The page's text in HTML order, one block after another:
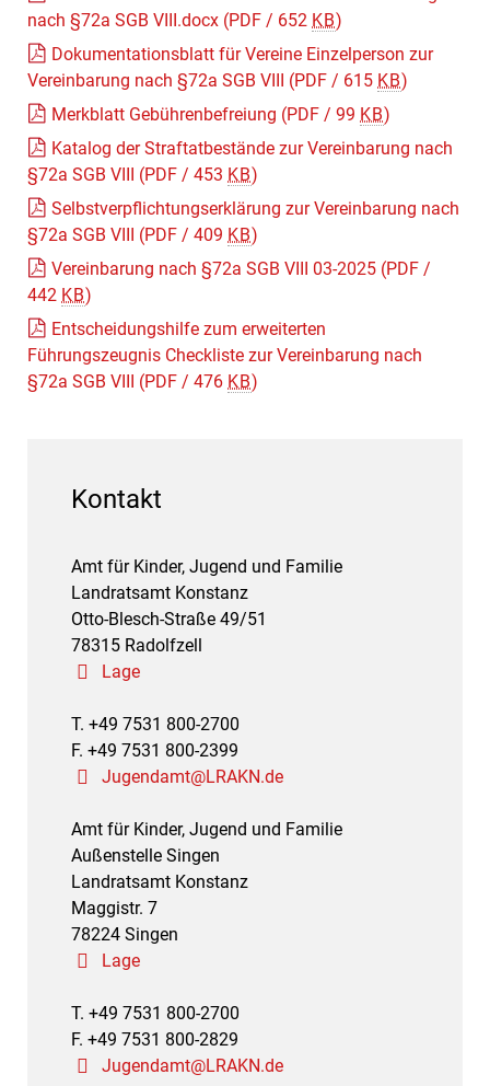
nach §72a SGB VIII.docx (PDF / 652 KB)
Dokumentationsblatt für Vereine Einzelperson zur
Vereinbarung nach §72a SGB VIII (PDF / 615 KB)
Merkblatt Gebührenbefreiung (PDF / 99 KB)
Katalog der Straftatbestände zur Vereinbarung nach
§72a SGB VIII (PDF / 453 KB)
Selbstverpflichtungserklärung zur Vereinbarung nach
§72a SGB VIII (PDF / 409 KB)
Vereinbarung nach §72a SGB VIII 03-2025 (PDF /
442 KB)
Entscheidungshilfe zum erweiterten
Führungszeugnis Checkliste zur Vereinbarung nach
§72a SGB VIII (PDF / 476 KB)
Kontakt
Amt für Kinder, Jugend und Familie
Landratsamt Konstanz
Otto-Blesch-Straße 49/51
78315 Radolfzell
Lage
T. +49 7531 800-2700
F. +49 7531 800-2399
Jugendamt@LRAKN.de
Amt für Kinder, Jugend und Familie
Außenstelle Singen
Landratsamt Konstanz
Maggistr. 7
78224 Singen
Lage
T. +49 7531 800-2700
F. +49 7531 800-2829
Jugendamt@LRAKN.de